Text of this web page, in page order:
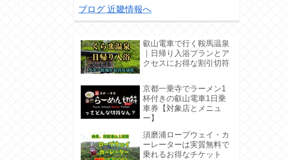
叡山電車で行く鞍馬温泉
｜日帰り入浴プランとア
クセスにお得な割引切符
京都一乗寺でラーメン1
杯付きの叡山電車1日乗
車券【対象店とメニュ
ー】
須磨浦ロープウェイ・カ
ーレーターは実質無料で
乗れるお得なチケット